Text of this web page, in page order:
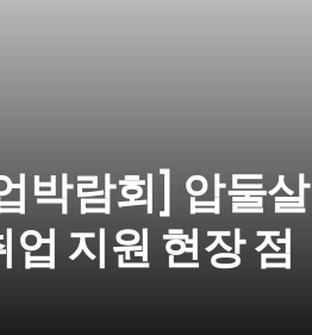
박람회] 압둘살
지원 현장 점